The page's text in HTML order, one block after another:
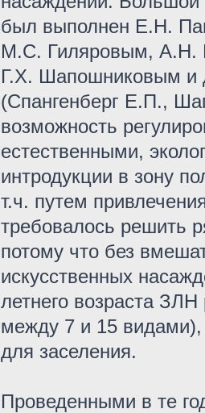
был выполнен Е.Н.
М.С. Гиляровым, А.Н.
Г.Х. Шапошниковым и
(Спангенберг Е.П.,
возможность
естественными,
интродукции в зону
т.ч. путем
требовалось решить
потому что без
искусственных
летнего возраста
между 7 и 15 видами),
для заселения.
Проведенными в те